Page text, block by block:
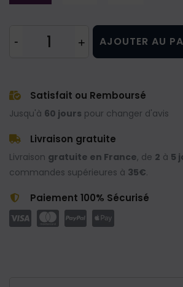
AJOUTER AU
Satisfait ou Remboursé
Jusqu'à 60 jours pour changer d'avis
Livraison gratuite
Livraison gratuite en France, de 2 à 5
commandes supérieures à 35€.
Paiement 100% Sécurisé